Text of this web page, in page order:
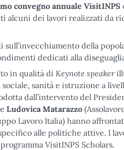
convegno annuale VisitINPS
alcuni dei lavori realizzati da
della
dedicati alla
in qualità di Keynote speaker
sanità e istruzione a
dall’intervento del
Ludovica Matarazzo
Lavoro Italia) hanno
alle politiche attive. I
VisitINPS Scholars.